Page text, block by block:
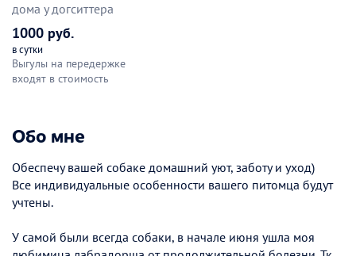
дома у догситтера
1000 руб.
в сутки
Выгулы на передержке
входят в стоимость
Обо мне
Обеспечу вашей собаке домашний уют, заботу и уход)
Все индивидуальные особенности вашего питомца будут
учтены.
У самой были всегда собаки, в начале июня ушла моя